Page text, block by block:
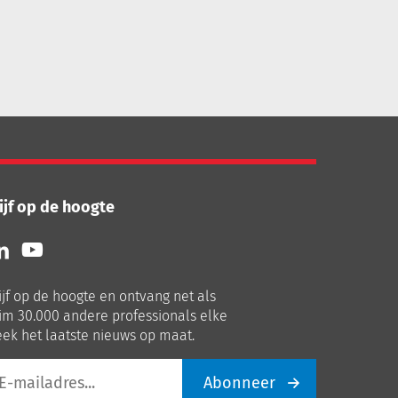
op de hoogte
Volg
ons
Youtube
op de hoogte en ontvang net als
30.000 andere professionals elke
het laatste nieuws op maat.
Abonneer